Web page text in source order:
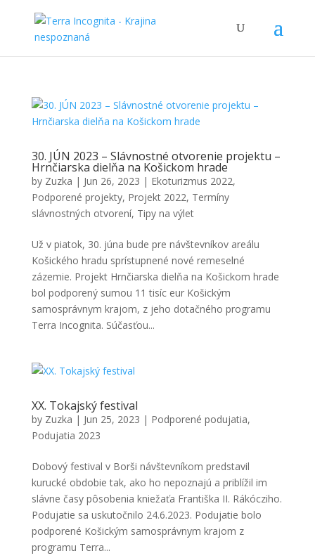
30. JÚN 2023 – Slávnostné otvorenie projektu –
Hrnčiarska dielňa na Košickom hrade
by Zuzka | Jun 26, 2023 | Ekoturizmus 2022,
Podporené projekty, Projekt 2022, Termíny
slávnostných otvorení, Tipy na výlet
Už v piatok, 30. júna bude pre návštevníkov areálu
Košického hradu sprístupnené nové remeselné
zázemie. Projekt Hrnčiarska dielňa na Košickom hrade
bol podporený sumou 11 tisíc eur Košickým
samosprávnym krajom, z jeho dotačného programu
Terra Incognita. Súčasťou...
XX. Tokajský festival
by Zuzka | Jun 25, 2023 | Podporené podujatia,
Podujatia 2023
Dobový festival v Borši návštevníkom predstavil
kurucké obdobie tak, ako ho nepoznajú a priblížil im
slávne časy pôsobenia kniežaťa Františka II. Rákócziho.
Podujatie sa uskutočnilo 24.6.2023. Podujatie bolo
podporené Košickým samosprávnym krajom z
programu Terra...